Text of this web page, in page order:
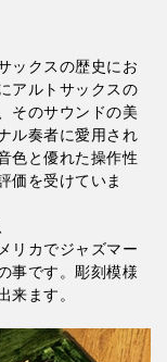
ックスの歴史にお
アルトサックスの
そのサウンドの美
ル奏者に愛用され
色と優れた操作性
価を受けていま
リカでジャズマー
事です。彫刻模様
来ます。